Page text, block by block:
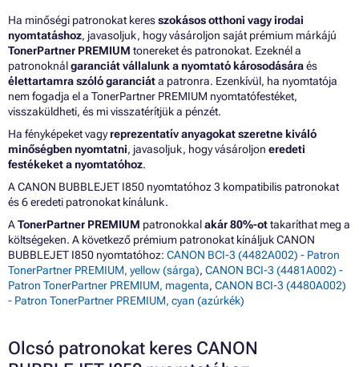
Ha minőségi patronokat keresszokásos otthoni vagy irodai
nyomtatáshoz, javasoljuk, hogy vásároljon saját prémium márkájú
TonerPartner PREMIUM tonereket és patronokat. Ezeknél a
patronoknálgaranciát vállalunk a nyomtató károsodásáraés
élettartamra szóló garanciáta patronra. Ezenkívül, ha nyomtatója
nem fogadja el a TonerPartner PREMIUM nyomtatófestéket,
visszaküldheti, és mi visszatérítjük a pénzét.
Ha fényképeket vagyreprezentatív anyagokat szeretne kiváló
minőségben nyomtatni, javasoljuk, hogy vásároljon eredeti
festékeket a nyomtatóhoz.
A CANON BUBBLEJET I850 nyomtatóhoz 3 kompatibilis patronokat
és 6 eredeti patronokat kínálunk.
ATonerPartner PREMIUM patronokkalakár 80%-ottakaríthat meg a
költségeken. A következő prémium patronokat kínáljuk CANON
BUBBLEJET I850 nyomtatóhoz: CANON BCI-3 (4482A002) - Patron
TonerPartner PREMIUM, yellow (sárga), CANON BCI-3 (4481A002) -
Patron TonerPartner PREMIUM, magenta, CANON BCI-3 (4480A002)
- Patron TonerPartner PREMIUM, cyan (azúrkék)
Olcsó patronokat keres CANON